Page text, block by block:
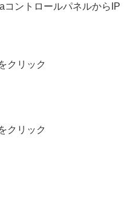
コントロールパネルからIP
クリック
クリック